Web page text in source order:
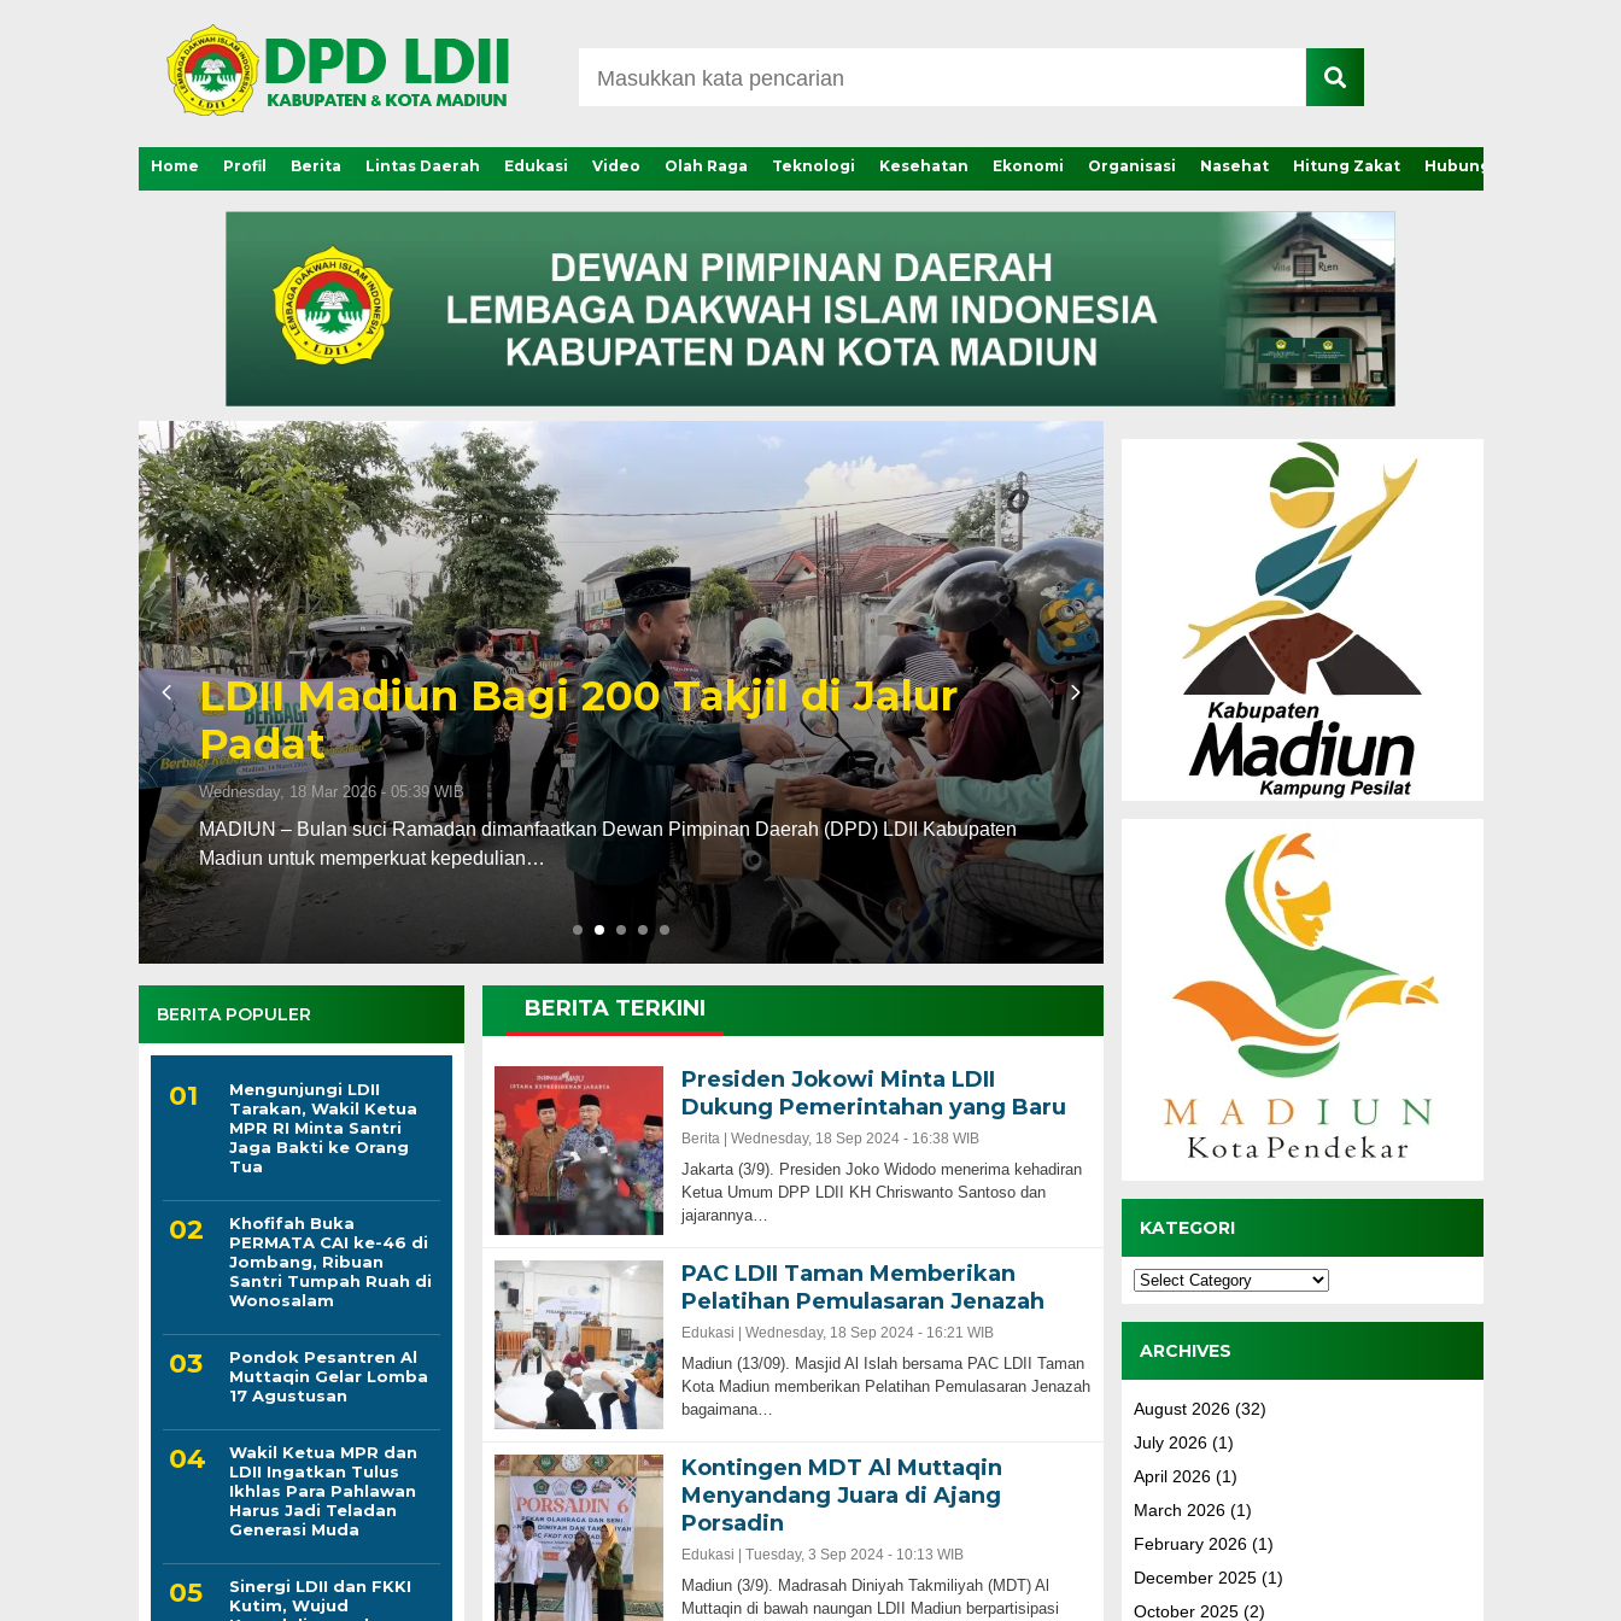
Home Profil Berita Lintas Daerah Edukasi Video Olah Raga Teknologi Kesehatan Ekonomi Organisasi Nasehat Hitung Zakat Hubungi Kami
Penentuan 1 Ramadan 1447 H, LDII
Kabupaten dan Kota Madiun Gelar
Rukyat Hilal
Tuesday, 17 Feb 2026 - 20:18 WIB
Tim Rukyatul Hilal Dewan Pimpinan Daerah Lembaga Dakwah Islam Indonesia (LDII) Kabupaten
dan Kota Madiun menggelar…
Musda X LDII
Dorong Sinergi
Pembangunan SDM
Saturday, 27 Dec 2025 - 23:25 WIB
(MADIUN) – Dewan Pimpinan Daerah (DPD)
Madiun sukses menghelat Musyawarah…
BERITA POPULER
Mengunjungi LDII
Tarakan, Wakil Ketua
MPR RI Minta Santri
Jaga Bakti ke Orang
Tua
Khofifah Buka
PERMATA CAI ke-46 di
Jombang, Ribuan
Santri Tumpah Ruah di
Wonosalam
Pondok Pesantren Al
Muttaqin Gelar Lomba
17 Agustusan
Wakil Ketua MPR dan
LDII Ingatkan Tulus
Ikhlas Para Pahlawan
Harus Jadi Teladan
Generasi Muda
Sinergi LDII dan FKKI
Kutim, Wujud
BERITA TERKINI
Presiden Jokowi Minta LDII
Dukung Pemerintahan yang Baru
Berita | Wednesday, 18 Sep 2024 - 16:38 WIB
Jakarta (3/9). Presiden Joko Widodo menerima kehadiran
Ketua Umum DPP LDII KH Chriswanto Santoso dan
jajarannya…
PAC LDII Taman Memberikan
Pelatihan Pemulasaran Jenazah
Edukasi | Wednesday, 18 Sep 2024 - 16:21 WIB
Madiun (13/09). Masjid Al Islah bersama PAC LDII Taman
Kota Madiun memberikan Pelatihan Pemulasaran Jenazah
bagaimana…
Kontingen MDT Al Muttaqin
Menyandang Juara di Ajang
Porsadin
Edukasi | Tuesday, 3 Sep 2024 - 10:13 WIB
Madiun (3/9). Madrasah Diniyah Takmiliyah (MDT) Al
Muttaqin di bawah naungan LDII Madiun berpartisipasi
KATEGORI
Kategori
ARCHIVES
August 2026(32)
July 2026(1)
April 2026(1)
March 2026(1)
February 2026(1)
December 2025(1)
October 2025(2)